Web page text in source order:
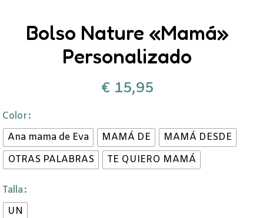
Bolso Nature «Mamá»
Personalizado
€ 15,95
Color
Ana mama de Eva
MAMÁ DE
MAMÁ DESDE
OTRAS PALABRAS
TE QUIERO MAMÁ
Talla
UN